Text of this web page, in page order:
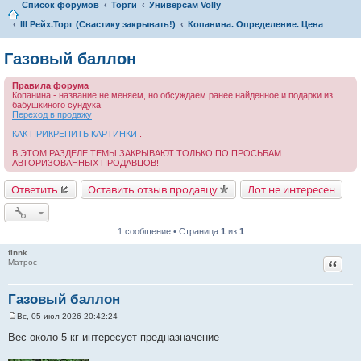
Список форумов Торги
Универсам Volly
III Рейх.Торг (Свастику закрывать!)
Копанина. Определение. Цена
Газовый баллон
Правила форума
Копанина - название не меняем, но обсуждаем ранее найденное и подарки из
бабушкиного сундука
Переход в продажу
КАК ПРИКРЕПИТЬ КАРТИНКИ
В ЭТОМ РАЗДЕЛЕ ТЕМЫ ЗАКРЫВАЮТ ТОЛЬКО ПО ПРОСЬБАМ
АВТОРИЗОВАННЫХ ПРОДАВЦОВ!
Ответить Оставить отзыв продавцу Лот не интересен
1 сообщение • Страница 1 из 1
finnk
Матрос
Газовый баллон
о
Вс, 05 июл 2026 20:42:24
Вес около 5 кг интересует предназначение